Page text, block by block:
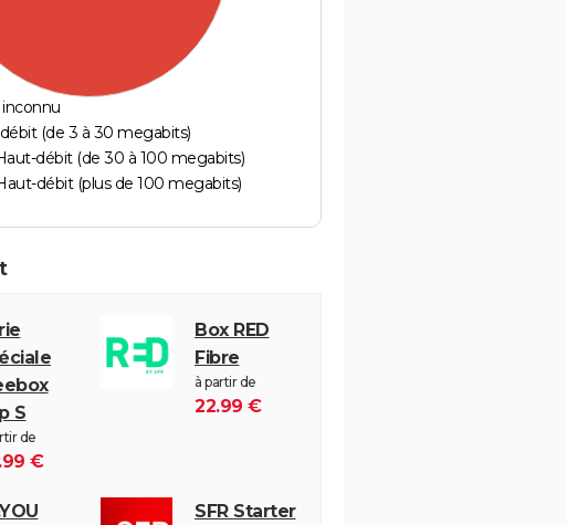
(de 3 à 30 megabits)
débit (de 30 à 100 megabits)
débit (plus de 100 megabits)
S
de
€
Box RED
Fibre
à partir de
22.99 €
SFR Starter